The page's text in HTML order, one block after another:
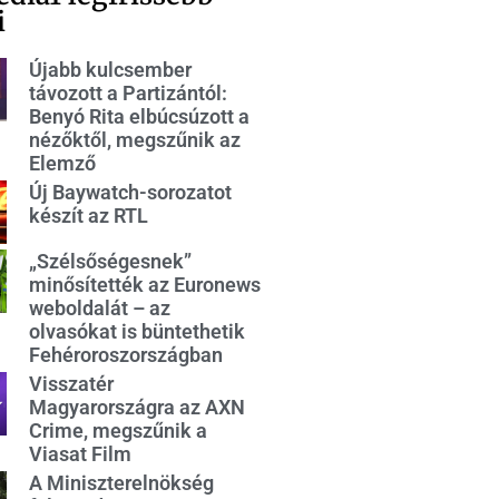
Újabb kulcsember
távozott a Partizántól:
Benyó Rita elbúcsúzott a
nézőktől, megszűnik az
Elemző
Új Baywatch-sorozatot
készít az RTL
„Szélsőségesnek”
minősítették az Euronews
weboldalát – az
olvasókat is büntethetik
Fehéroroszországban
Visszatér
Magyarországra az AXN
Crime, megszűnik a
Viasat Film
A Miniszterelnökség